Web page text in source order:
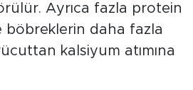
Ayrıca fazla protein
böbreklerin daha fazla
kalsiyum atımına